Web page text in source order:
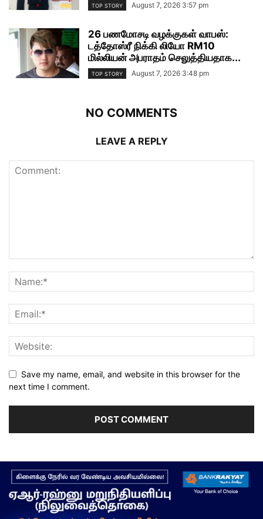
TOP STORY August 7, 2026 3:57 pm
26 பணமோசடி வழக்குகள் வாபஸ்:
டத்தோஸ்ரீ நிக்கி லியோ RM10
மில்லியன் அபராதம் செலுத்தியதாக...
TOP STORY August 7, 2026 3:48 pm
NO COMMENTS
LEAVE A REPLY
Save my name, email, and website in this browser for the
next time I comment.